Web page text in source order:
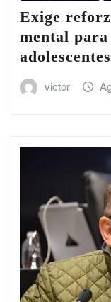
Exige
mental
victor